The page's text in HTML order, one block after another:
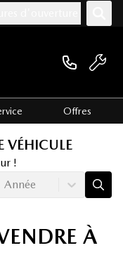
Offres
VÉHICULE
!
Année
À